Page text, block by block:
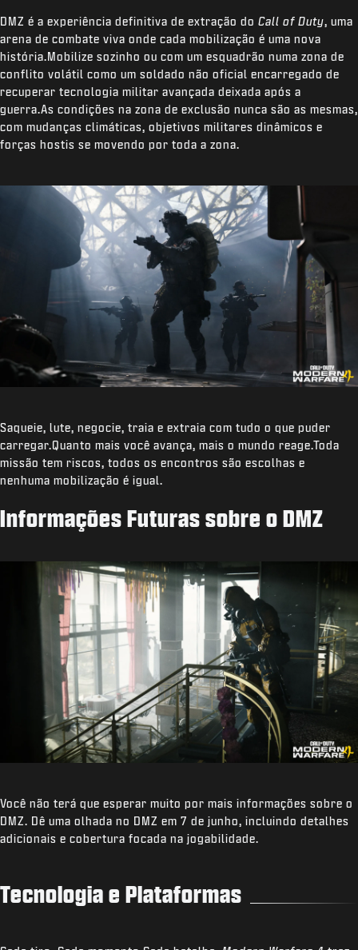
DMZ é a experiência definitiva de extração do Call of Duty, uma
arena de combate viva onde cada mobilização é uma nova
história.Mobilize sozinho ou com um esquadrão numa zona de
conflito volátil como um soldado não oficial encarregado de
recuperar tecnologia militar avançada deixada após a
guerra.As condições na zona de exclusão nunca são as mesmas,
com mudanças climáticas, objetivos militares dinâmicos e
forças hostis se movendo por toda a zona.
Saqueie, lute, negocie, traia e extraia com tudo o que puder
carregar.Quanto mais você avança, mais o mundo reage.Toda
missão tem riscos, todos os encontros são escolhas e
nenhuma mobilização é igual.
Informações Futuras sobre o DMZ
Você não terá que esperar muito por mais informações sobre o
DMZ. Dê uma olhada no DMZ em 7 de junho, incluindo detalhes
adicionais e cobertura focada na jogabilidade.
Tecnologia e Plataformas